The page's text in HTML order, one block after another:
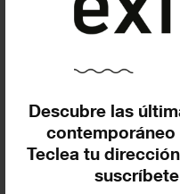
Descubre las
Teclea tu